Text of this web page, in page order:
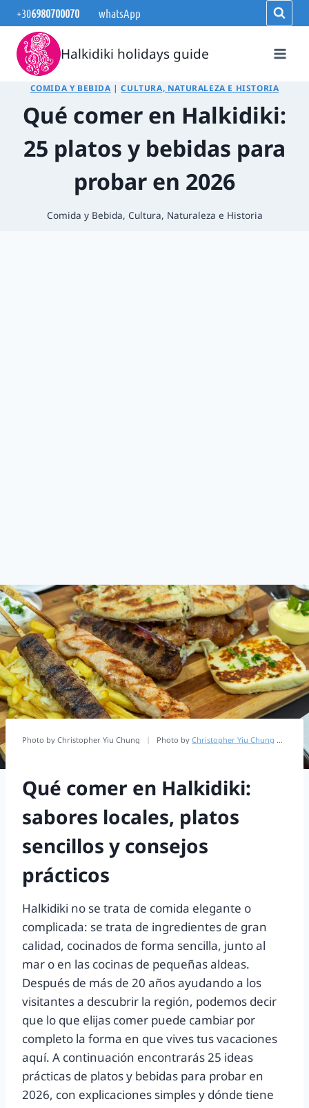
Saltar
al
contenido
+306980700070 whatsApp
Halkidiki holidays guide
COMIDA Y BEBIDA |CULTURA, NATURALEZA E HISTORIA
Qué comer en Halkidiki:
25 platos y bebidas para
probar en 2026
Comida y Bebida, Cultura, Naturaleza e Historia
Photo by Christopher Yiu Chung | Photo by Christopher Yiu Chung
Qué comer en Halkidiki:
sabores locales, platos
sencillos y consejos
prácticos
Halkidiki no se trata de comida elegante o
complicada: se trata de ingredientes de gran
calidad, cocinados de forma sencilla, junto al
mar o en las cocinas de pequeñas aldeas.
Después de más de 20 años ayudando a los
visitantes a descubrir la región, podemos decir
que lo que elijas comer puede cambiar por
completo la forma en que vives tus vacaciones
aquí. A continuación encontrarás 25 ideas
prácticas de platos y bebidas para probar en
2026, con explicaciones simples y dónde tiene